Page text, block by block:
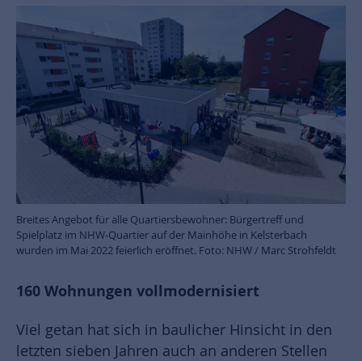
Breites Angebot für alle Quartiersbewohner: Bürgertreff und
Spielplatz im NHW-Quartier auf der Mainhöhe in Kelsterbach
wurden im Mai 2022 feierlich eröffnet. Foto: NHW / Marc Strohfeldt
160 Wohnungen vollmodernisiert
Viel getan hat sich in baulicher Hinsicht in den
letzten sieben Jahren auch an anderen Stellen